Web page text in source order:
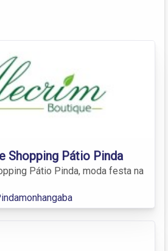
Shopping Pátio Pinda
Pátio Pinda, moda festa na